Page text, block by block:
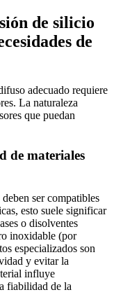
de silicio
de
adecuado requiere
La naturaleza
que puedan
de materiales
ser compatibles
esto suele significar
o disolventes
inoxidable (por
especializados son
y evitar la
influye
fiabilidad de la